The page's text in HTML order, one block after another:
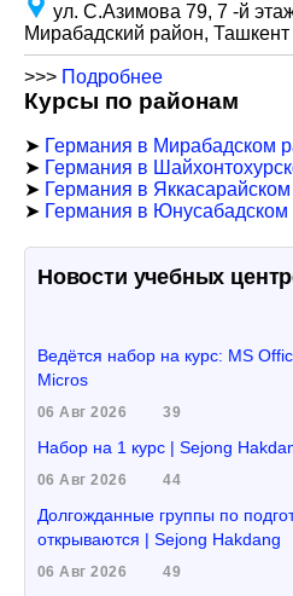
ул. С.Азимова 79, 7 -й
Мирабадский район, Ташкент
>>> Подробнее
Курсы по районам
➤ Германия в Мирабадском
➤ Германия в
➤ Германия в
➤ Германия в Юнусабадском
Новости учебных
Ведётся набор на курс: MS
Micros
06 Авг 2026 39
Набор на 1 курс | Sejong
06 Авг 2026 44
Долгожданные группы по
открываются | Sejong Hakdang
06 Авг 2026 49